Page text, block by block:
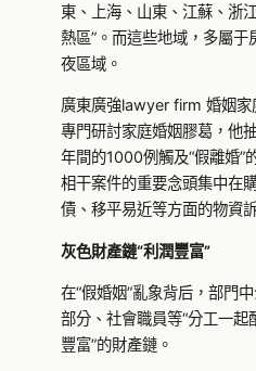
東、上海、山東、江蘇、浙
熱區”。而這些地域，多屬
夜區域。
廣東廣強lawyer firm 婚姻家
專門研討家庭婚姻膠葛，他
年間的1000例觸及“假離婚”
相干案件的重要念頭集中在
債、移平易近等方面的物資
灰色財產鏈“利潤豐富”
在“假婚姻”亂象背后，部門
部分、社會職員等“分工一起
豐富”的財產鏈。